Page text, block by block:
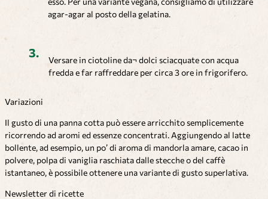
agar-agar al posto della gelatina.
Versare in ciotoline da¬ dolci sciacquate con acqua
fredda e far raffreddare per circa 3 ore in frigorifero.
Variazioni
Il gusto di una panna cotta può essere arricchito semplicemente
ricorrendo ad aromi ed essenze concentrati. Aggiungendo al latte
bollente, ad esempio, un po’ di aroma di mandorla amare, cacao in
polvere, polpa di vaniglia raschiata dalle stecche o del caffè
istantaneo, è possibile ottenere una variante di gusto superlativa.
Newsletter di ricette